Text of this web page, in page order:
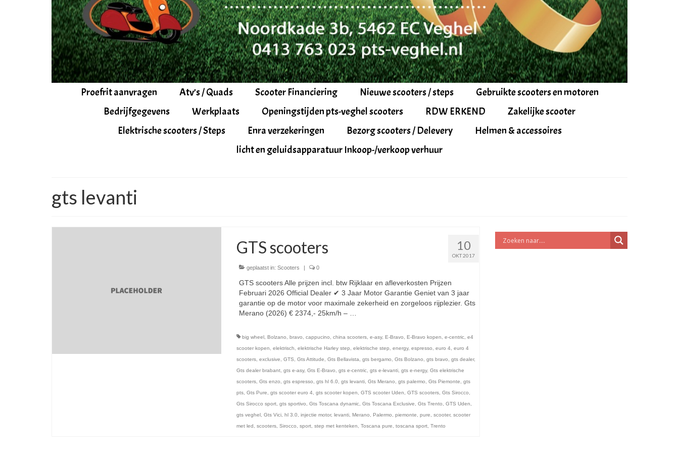
Proefrit aanvragen Atv’s / Quads Scooter Financiering Nieuwe scooters / steps
Gebruikte scooters en motoren
Bedrijfgegevens
Werkplaats Openingstijden pts-veghel scooters RDW ERKEND
Zakelijke scooter
Elektrische scooters / Steps
Enra verzekeringen Bezorg scooters / Delevery
Helmen & accessoires
licht en geluidsapparatuur Inkoop-/verkoop verhuur
gts levanti
10
OKT 2017
GTS scooters
geplaatst in: Scooters 0
GTS scooters Alle prijzen incl. btw Rijklaar en afleverkosten Prijzen
Februari 2026 Official Dealer ✔ 3 Jaar Motor Garantie Geniet van 3 jaar
garantie op de motor voor maximale zekerheid en zorgeloos rijplezier. Gts
Merano (2026) € 2374,- 25km/h – …
big wheel, Bolzano, bravo, cappucino, china scooters, e-asy, E-Bravo, E-Bravo kopen, e-centric, e4
scooter kopen, elektrisch, elektrische Harley step, elektrische step, energy, espresso, euro 4, euro 4
scooters, exclusive, GTS, Gts Attitude, Gts Bellavista, gts bergamo, Gts Bolzano, gts bravo, gts dealer,
Gts dealer brabant, gts e-asy, Gts E-Bravo, gts e-centric, gts e-levanti, gts e-nergy, Gts elektrische
scooters, Gts enzo, gts espresso, gts hl 6.0, gts levanti, Gts Merano, gts palermo, Gts Piemonte, gts
pts, Gts Pure, gts scooter euro 4, gts scooter kopen, GTS scooter Uden, GTS scooters, Gts Sirocco,
Gts Sirocco sport, gts sportivo, Gts Toscana dynamic, Gts Toscana Exclusive, Gts Trento, GTS Uden,
gts veghel, Gts Vici, hl 3.0, injectie motor, levanti, Merano, Palermo, piemonte, pure, scooter, scooter
met led, scooters, Sirocco, sport, step met kenteken, Toscana pure, toscana sport, Trento